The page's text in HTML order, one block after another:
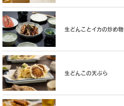
生どんことイカの炒め物
生どんこの天ぷら